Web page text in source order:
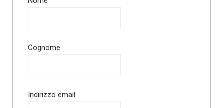
Cognome
Indirizzo email: